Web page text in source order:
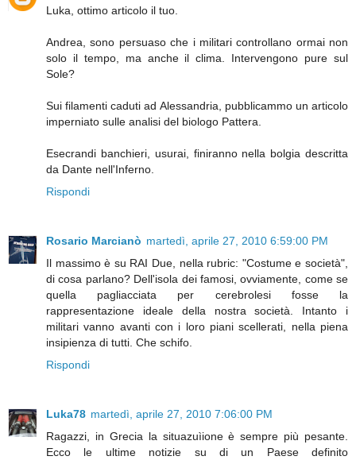
Luka, ottimo articolo il tuo.
Andrea, sono persuaso che i militari controllano ormai non
solo il tempo, ma anche il clima. Intervengono pure sul
Sole?
Sui filamenti caduti ad Alessandria, pubblicammo un articolo
imperniato sulle analisi del biologo Pattera.
Esecrandi banchieri, usurai, finiranno nella bolgia descritta
da Dante nell'Inferno.
Rispondi
Rosario Marcianò martedì, aprile 27, 2010 6:59:00 PM
Il massimo è su RAI Due, nella rubric: "Costume e società",
di cosa parlano? Dell'isola dei famosi, ovviamente, come se
quella pagliacciata per cerebrolesi fosse la
rappresentazione ideale della nostra società. Intanto i
militari vanno avanti con i loro piani scellerati, nella piena
insipienza di tutti. Che schifo.
Rispondi
Luka78 martedì, aprile 27, 2010 7:06:00 PM
Ragazzi, in Grecia la situazuìione è sempre più pesante.
Ecco le ultime notizie su di un Paese definito